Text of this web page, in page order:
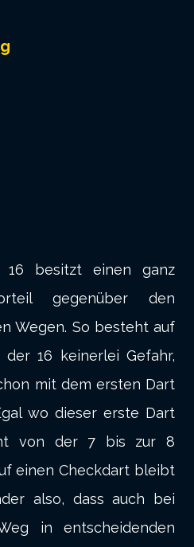
besitzt einen ganz
gegenüber den
Wegen. So besteht auf
16 keinerlei Gefahr,
mit dem ersten Dart
wo dieser erste Dart
von der 7 bis zur 8
einen Checkdart bleibt
also, dass auch bei
in entscheidenden